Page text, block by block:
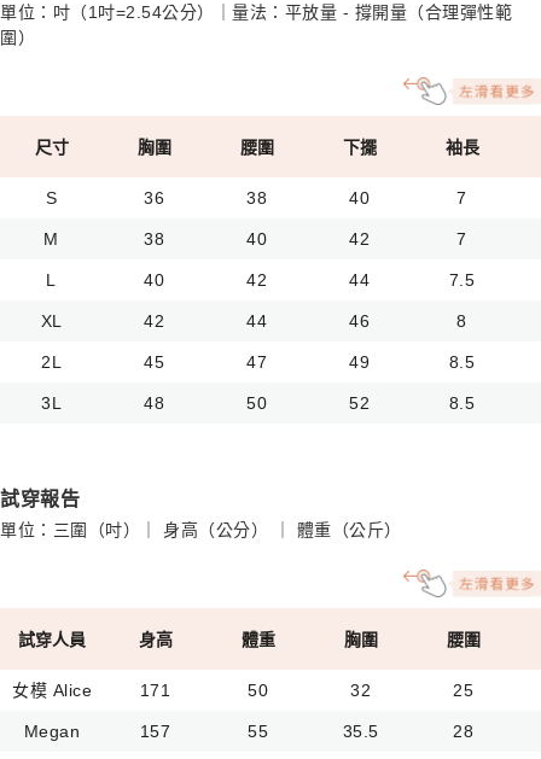
單位：吋（1吋=2.54公分）｜量法：平放量 - 撐開量（合理彈性範
圍）
尺寸 胸圍 腰圍 下擺 袖長
S 36 38 40 7
M 38 40 42 7
L 40 42 44 7.5
XL 42 44 46 8
2L 45 47 49 8.5
3L 48 50 52 8.5
試穿報告
單位：三圍（吋）｜ 身高（公分） ｜ 體重（公斤）
試穿人員 身高 體重 胸圍 腰圍
女模 Alice 171 50 32 25
Megan 157 55 35.5 28